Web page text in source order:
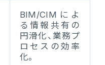
BIM/CIMによ
る情報共有の
円滑化、業務プ
ロセスの効率
化。